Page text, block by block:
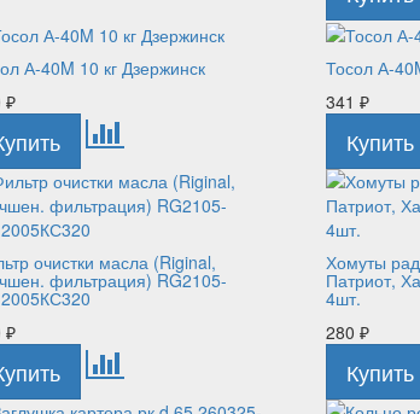
А-40M 10 кг Дзержинск
₽
Тосол А-
341 ₽
очистки масла (Riginal,
фильтрация) RG2105-
₽
Хомуты
Патриот,
4шт.
280 ₽